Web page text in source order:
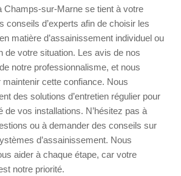
Champs-sur-Marne se tient à votre
conseils d’experts afin de choisir les
matière d’assainissement individuel ou
de votre situation. Les avis de nos
notre professionnalisme, et nous
cette confiance. Nous
des solutions d’entretien régulier pour
de vos installations. N’hésitez pas à
ou à demander des conseils sur
d’assainissement. Nous
aider à chaque étape, car votre
notre priorité.